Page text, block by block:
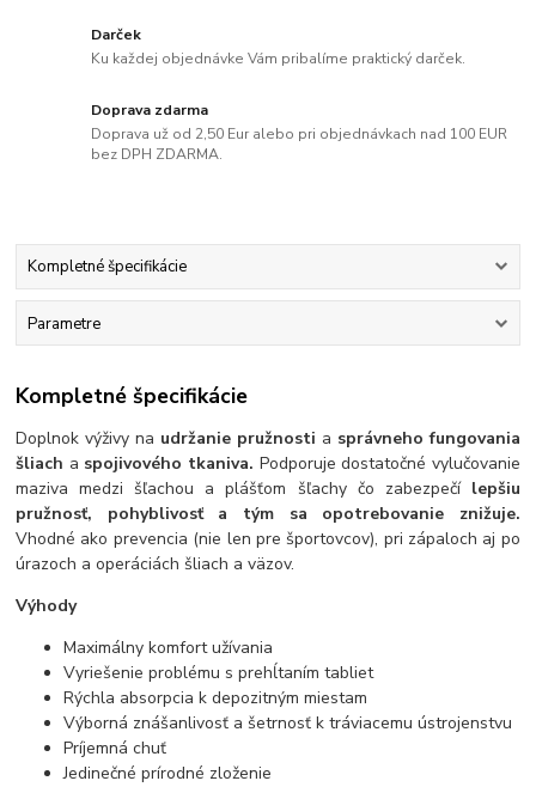
Darček
Ku každej objednávke Vám pribalíme praktický darček.
Doprava zdarma
Doprava už od 2,50 Eur alebo pri objednávkach nad 100 EUR
bez DPH ZDARMA.
Kompletné špecifikácie
Parametre
Kompletné špecifikácie
Doplnok výživy na udržanie pružnosti a správneho fungovania
šliach a spojivového tkaniva. Podporuje dostatočné vylučovanie
maziva medzi šľachou a plášťom šľachy čo zabezpečí lepšiu
pružnosť, pohyblivosť a tým sa opotrebovanie znižuje.
Vhodné ako prevencia (nie len pre športovcov), pri zápaloch aj po
úrazoch a operáciách šliach a väzov.
Výhody
Maximálny komfort užívania
Vyriešenie problému s prehĺtaním tabliet
Rýchla absorpcia k depozitným miestam
Výborná znášanlivosť a šetrnosť k tráviacemu ústrojenstvu
Príjemná chuť
Jedinečné prírodné zloženie